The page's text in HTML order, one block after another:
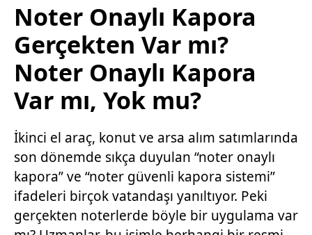
Noter Onaylı Kapora
Gerçekten Var mı?
Noter Onaylı Kapora
Var mı, Yok mu?
İkinci el araç, konut ve arsa alım satımlarında
son dönemde sıkça duyulan “noter onaylı
kapora” ve “noter güvenli kapora sistemi”
ifadeleri birçok vatandaşı yanıltıyor. Peki
gerçekten noterlerde böyle bir uygulama var